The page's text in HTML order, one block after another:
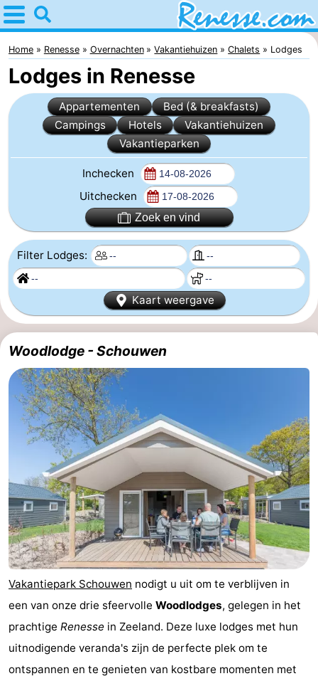
Home
Renesse
Tips
Voor
Appartementen
-
Port
Greve
Zeeuwse
Kust
Bed
(&
breakfasts)
Campings
Hotels
Vakantiehuizen
-
Buitenheem
Oase
Duinoord
-
Ginsterveld
-
Julianahoeve
-
Livingstone
-
Port
Greve
-
Port
-
Home Renesse Overnachten Vakantiehuizen Chalets Lodges
Lodges in Renesse
Appartementen
Bed (& breakfasts)
Campings
Hotels
Vakantiehuizen
Vakantieparken
Inchecken
Uitchecken
Zoek en vind
Filter Lodges:
Kaart weergave
Woodlodge - Schouwen
Vakantiepark Schouwen nodigt u uit om te verblijven in
een van onze drie sfeervolle Woodlodges, gelegen in het
prachtige Renesse in Zeeland. Deze luxe lodges met hun
uitnodigende veranda's zijn de perfecte plek om te
ontspannen en te genieten van kostbare momenten met